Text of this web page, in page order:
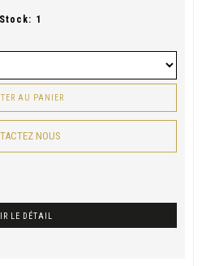
Stock: 1
AU PANIER
NOUS
LE DÉTAIL